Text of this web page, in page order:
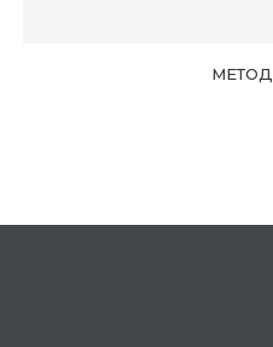
МЕТОД